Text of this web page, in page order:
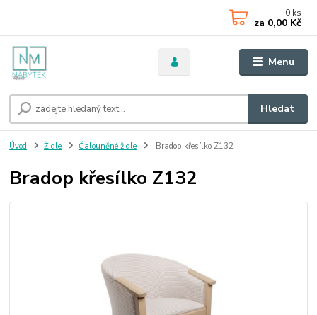
Menu
Hledat
0 ks
za 0,00 Kč
Úvod Židle Čalouněné židle Bradop křesílko Z132
Bradop křesílko Z132